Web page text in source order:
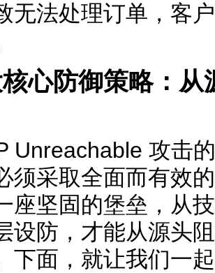
无法处理订单，客
心防御策略：从
Unreachable 攻击
须采取全面而有效
座坚固的堡垒，从
设防，才能从源头
下面，就让我们一